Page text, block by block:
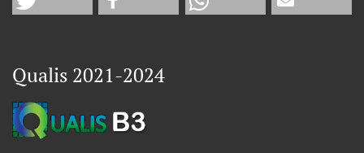
Qualis 2021-2024